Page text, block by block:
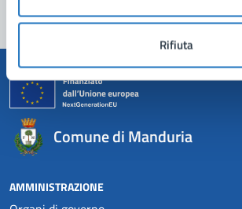
Rifiuta
Comune di Manduria
AMMINISTRAZIONE